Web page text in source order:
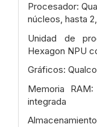
Procesador:
núcleos, hasta
Unidad de
Hexagon NPU
Gráficos:
Memoria
integrada